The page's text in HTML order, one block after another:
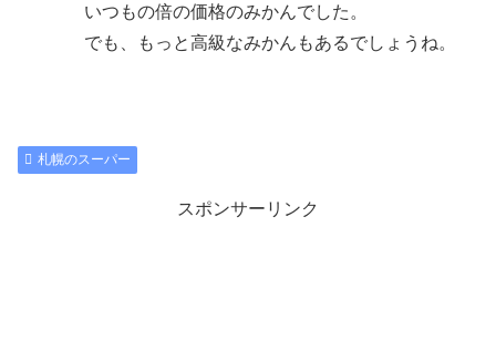
いつもの倍の価格のみかんでした。
でも、もっと高級なみかんもあるでしょうね。
札幌のスーパー
スポンサーリンク